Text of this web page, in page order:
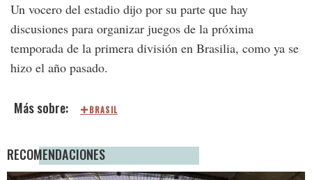
Un vocero del estadio dijo por su parte que hay
discusiones para organizar juegos de la próxima
temporada de la primera división en Brasilia, como ya se
hizo el año pasado.
BRASIL
RECOMENDACIONES